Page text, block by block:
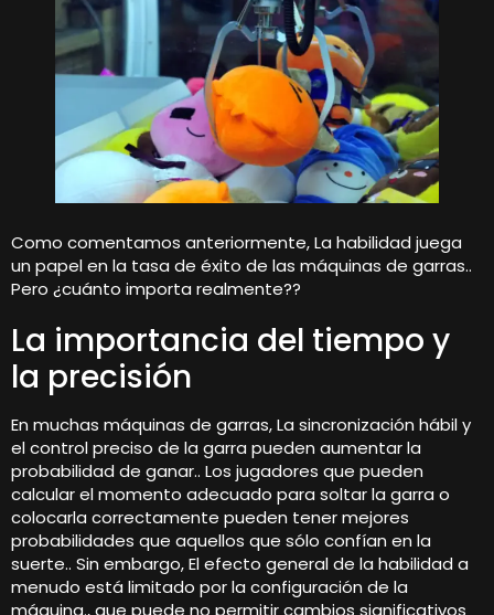
Como comentamos anteriormente, La habilidad juega
un papel en la tasa de éxito de las máquinas de garras..
Pero ¿cuánto importa realmente??
La importancia del tiempo y
la precisión
En muchas máquinas de garras, La sincronización hábil y
el control preciso de la garra pueden aumentar la
probabilidad de ganar.. Los jugadores que pueden
calcular el momento adecuado para soltar la garra o
colocarla correctamente pueden tener mejores
probabilidades que aquellos que sólo confían en la
suerte.. Sin embargo, El efecto general de la habilidad a
menudo está limitado por la configuración de la
máquina., que puede no permitir cambios significativos